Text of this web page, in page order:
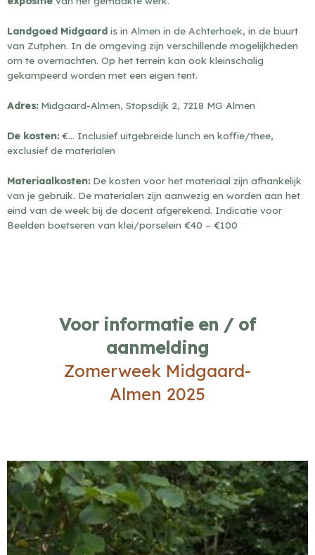
Landgoed Midgaard is in Almen in de Achterhoek, in de buurt
van Zutphen. In de omgeving zijn verschillende mogelijkheden
om te overnachten. Op het terrein kan ook kleinschalig
gekampeerd worden met een eigen tent.
Adres:Midgaard-Almen, Stopsdijk 2, 7218 MG Almen
De kosten:€… Inclusief uitgebreide lunch en koffie/thee,
exclusief de materialen
Materiaalkosten: De kosten voor het materiaal zijn afhankelijk
van je gebruik. De materialen zijn aanwezig en worden aan het
eind van de week bij de docent afgerekend. Indicatie voor
Beelden boetseren van klei/porselein €40 – €100
Voor informatie en / of
aanmelding
Zomerweek Midgaard-
Almen 2025